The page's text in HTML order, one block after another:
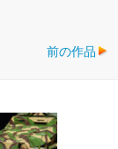
前の作品